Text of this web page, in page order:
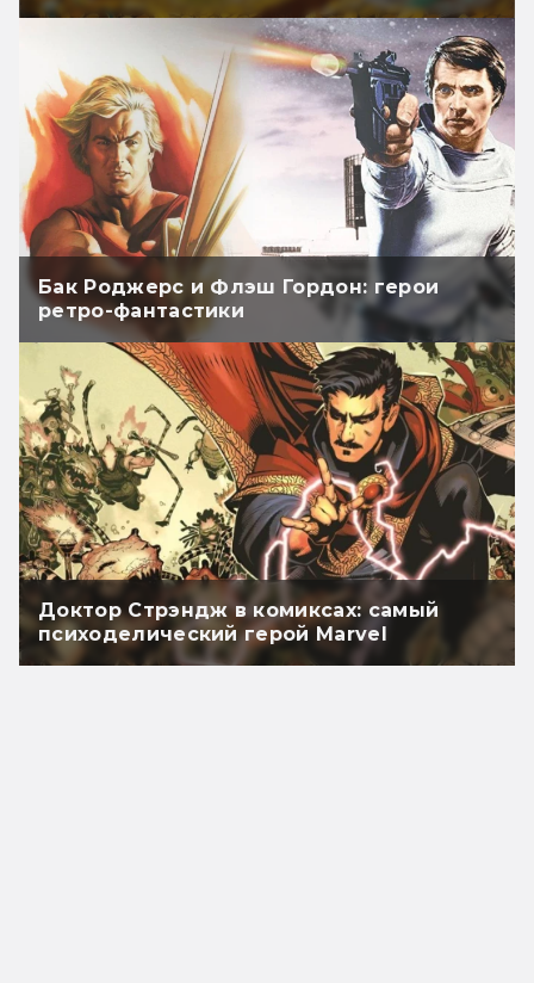
Бак Роджерс и Флэш Гордон: герои
ретро-фантастики
Доктор Стрэндж в комиксах: самый
психоделический герой Marvel